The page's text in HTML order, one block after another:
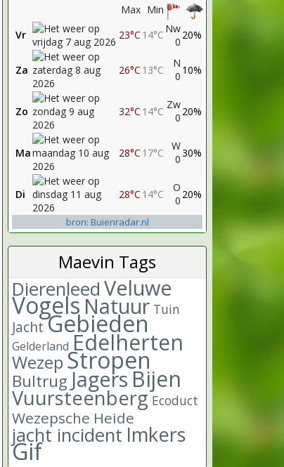
Max Min
Vr
23°C 14°C Nw
0
20%
Za 26°C 13°C
N
0 10%
Zo 32°C 14°C
Zw
0 20%
Ma 28°C 17°C
W
030%
Di 28°C 14°C
O
0 20%
bron: Buienradar.nl
Maevin Tags
Dierenleed Veluwe
Vogels Natuur Tuin
Jacht Gebieden
Gelderland Edelherten
WezepStropen
Bultrug JagersBijen
Vuursteenberg Ecoduct
Wezepsche Heide
jacht incident Imkers
Gif